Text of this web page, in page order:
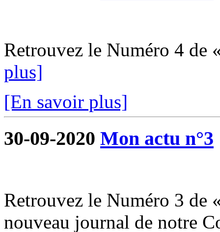
Retrouvez le Numéro 4 de
plus]
[En savoir plus]
30-09-2020 Mon actu n°3
Retrouvez le Numéro 3 de
nouveau journal de notre